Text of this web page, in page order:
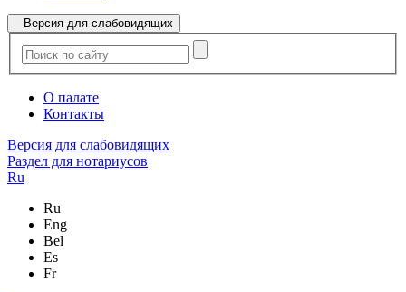
Версия для слабовидящих
О палате
Контакты
Версия для слабовидящих
Раздел для нотариусов
Ru
Ru
Eng
Bel
Es
Fr